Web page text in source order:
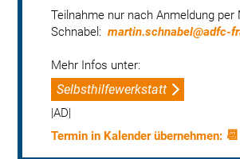
Teilnahme nur nach Anmeldung per
Schnabel: martin.schnabel@adfc-
Mehr Infos unter:
Selbsthilfewerkstatt
|AD|
📆